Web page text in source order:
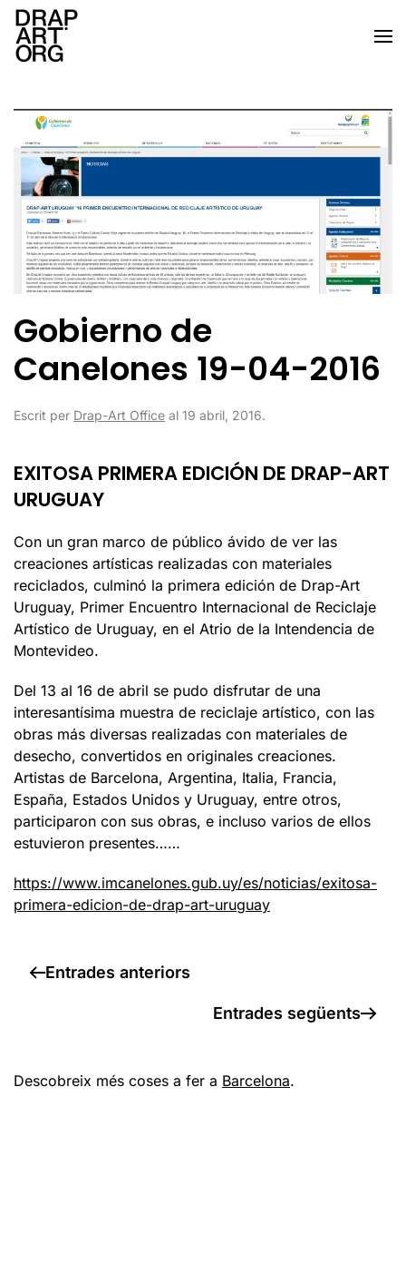
Skip to main content
Gobierno de
Canelones 19-04-2016
Escrit per Drap-Art Office al 19 abril, 2016.
EXITOSA PRIMERA EDICIÓN DE DRAP-ART
URUGUAY
Con un gran marco de público ávido de ver las
creaciones artísticas realizadas con materiales
reciclados, culminó la primera edición de Drap-Art
Uruguay, Primer Encuentro Internacional de Reciclaje
Artístico de Uruguay, en el Atrio de la Intendencia de
Montevideo.
Del 13 al 16 de abril se pudo disfrutar de una
interesantísima muestra de reciclaje artístico, con las
obras más diversas realizadas con materiales de
desecho, convertidos en originales creaciones.
Artistas de Barcelona, Argentina, Italia, Francia,
España, Estados Unidos y Uruguay, entre otros,
participaron con sus obras, e incluso varios de ellos
estuvieron presentes……
https://www.imcanelones.gub.uy/es/noticias/exitosa-
primera-edicion-de-drap-art-uruguay
Entrades anteriors
Entrades següents
Descobreix més coses a fer a Barcelona.